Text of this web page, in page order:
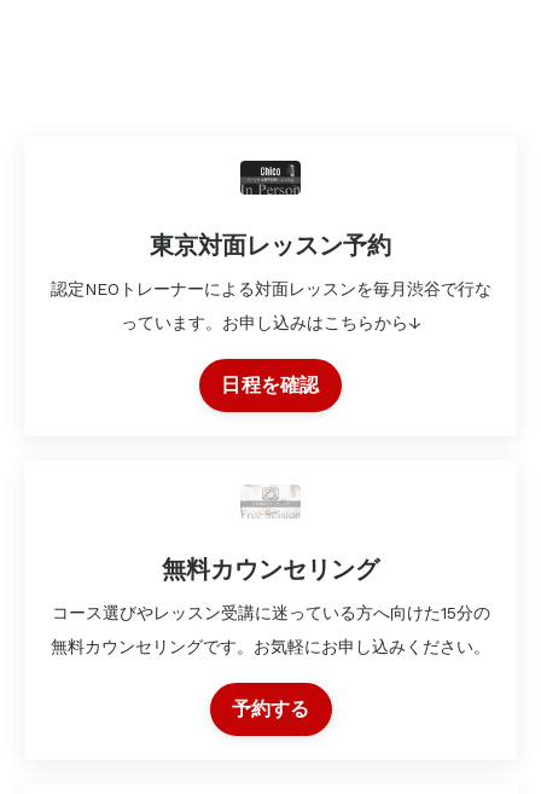
東京対面レッスン予約
認定NEOトレーナーによる対面レッスンを毎月渋谷で行な
っています。お申し込みはこちらから↓
日程を確認
無料カウンセリング
コース選びやレッスン受講に迷っている方へ向けた15分の
無料カウンセリングです。お気軽にお申し込みください。
予約する